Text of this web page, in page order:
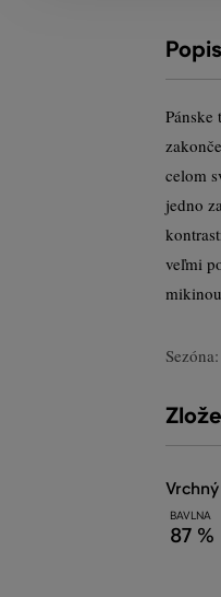
Popis
Pánske
celom
jedno
veľmi
BAVLNA
87 %